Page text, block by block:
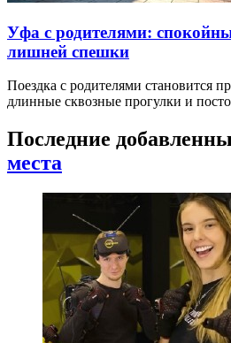
Уфа с родителями:
лишней спешки
Поездка с родителями становится
длинные сквозные прогулки и
Последние
места